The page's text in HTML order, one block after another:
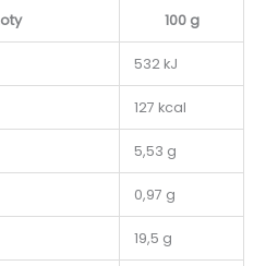
100 g
532 kJ
127 kcal
5,53 g
0,97 g
19,5 g